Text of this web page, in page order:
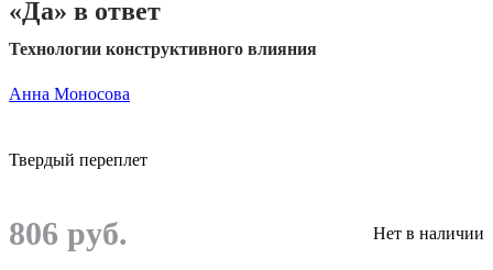
«Да» в ответ
Технологии конструктивного влияния
Анна Моносова
Твердый переплет
806 руб. Нет в наличии